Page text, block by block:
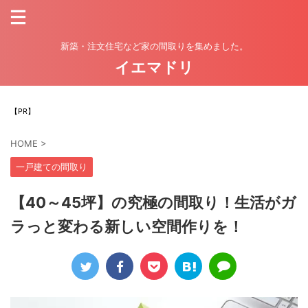
新築・注文住宅など家の間取りを集めました。
イエマドリ
【PR】
HOME >
一戸建ての間取り
【40～45坪】の究極の間取り！生活がガ
ラっと変わる新しい空間作りを！